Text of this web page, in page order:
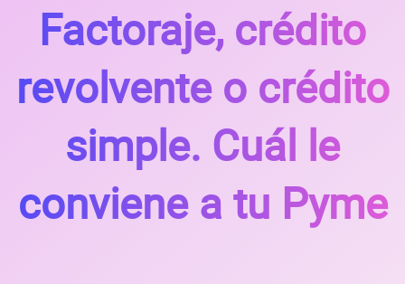
Crédito simple
Crédito revolvente
Simulador factoraje electrónico
Simulador crédito simple
Simulador crédito revolvente
Nuestra misión
¿Qué es DiSí?
Lo que ofrecemos
Lo que dicen nuestros clientes
Alianzas
Contacto
Blog
Preguntas
frecuentes
Factoraje, crédito
revolvente o crédito
simple. Cuál le
conviene a tu Pyme